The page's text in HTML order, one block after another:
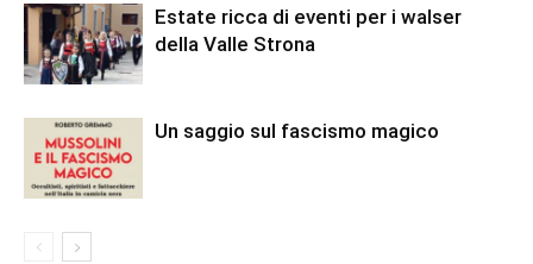
Estate ricca di eventi per i walser
della Valle Strona
Un saggio sul fascismo magico